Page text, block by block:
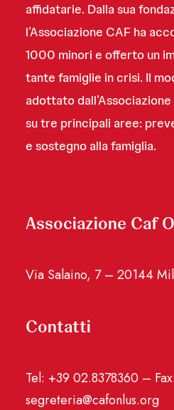
affidatarie. Dalla sua
l’Associazione CAF ha
1000 minori e offerto un
tante famiglie in crisi. Il
adottato
su tre principali aree:
e sostegno alla famiglia.
Associazione Caf
Via Salaino, 7 – 20144
Contatti
Tel: +39 02.8378360 –
segreteria@cafonlus.org